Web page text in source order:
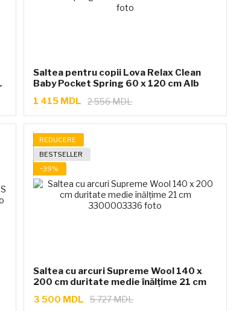
Saltea pentru copii Lova Relax Clean
Baby Pocket Spring 60 x 120 cm Alb
2 556 MDL
1 415 MDL
REDUCERE
BESTSELLER
−39%
Saltea cu arcuri Supreme Wool 140 x
200 cm duritate medie înălțime 21 cm
5 727 MDL
3 500 MDL